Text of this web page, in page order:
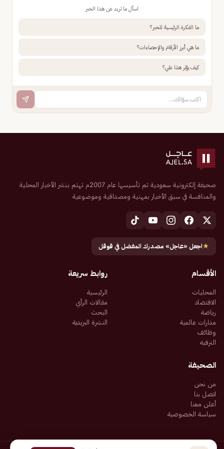
اسأل ما تريد عن هذا الخبر
ما الفكرة الرئيسية للخبر؟
ما هي أبرز الأرقام والإحصاءات؟
كيف يؤثر هذا علي؟
صحيفة إلكترونية سعودية تم تأسيسها عام 2007م تهتم بنشر الأخبار المحلية
والمنافسة في سبق الأخبار بمهنية ومصداقية وموضوعية
★اجعل «عاجل» مصدرك المفضل في قوقل
الأقسام
المحليات
الاقتصاد
رياضة
مدارات عالمية
وظائف
الترفيه
روابط سريعة
الرئيسية
مقالات الرأي
البحث
النشرة البريدية
الصحيفة
من نحن
اتصل بنا
أعلن معنا
سياسة الخصوصية